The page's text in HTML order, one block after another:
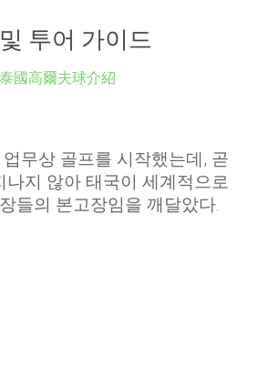
투어 가이드
泰國高爾夫球介紹
무상 골프를 시작했는데, 곧
지 않아 태국이 세계적으로
들의 본고장임을 깨달았다.